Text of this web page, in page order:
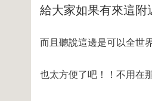
給大家如果有來這
而且聽說這邊是可以全世
也太方便了吧！！不用在